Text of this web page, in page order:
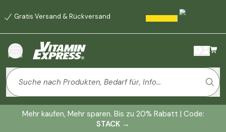
Gratis Versand & Rückversand
Menü
Mehr kaufen, Mehr sparen. Bis zu 20% Rabatt | Code:
STACK →